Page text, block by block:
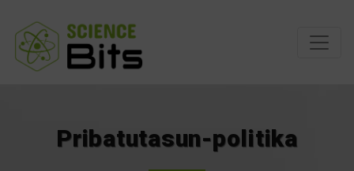
Pribatutasun-politika